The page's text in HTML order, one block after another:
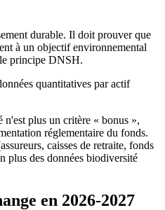
durable. Il doit prouver que
à un objectif environnemental
principe DNSH.
quantitatives par actif
n'est plus un critère « bonus »,
réglementaire du fonds.
caisses de retraite, fonds
plus des données biodiversité
en 2026-2027